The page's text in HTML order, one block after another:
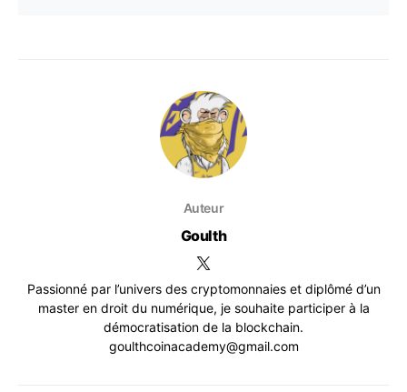
Auteur
Goulth
Passionné par l’univers des cryptomonnaies et diplômé d’un
master en droit du numérique, je souhaite participer à la
démocratisation de la blockchain.
goulthcoinacademy@gmail.com